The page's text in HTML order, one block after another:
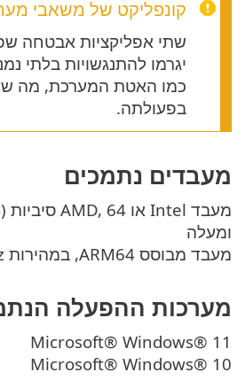
קונפליקט של משאבי
שתי אפליקציות אבטחה
יגרמו להתנגשויות בלתי
כמו האטת המערכת, מה
בפעולתה.
מעבדים נתמכים
ומעלה
מעבד מבוסס ARM64, במהירות 1GHz ומעלה
מערכות ההפעלה
Microsoft® Windows® 11
Microsoft® Windows® 10